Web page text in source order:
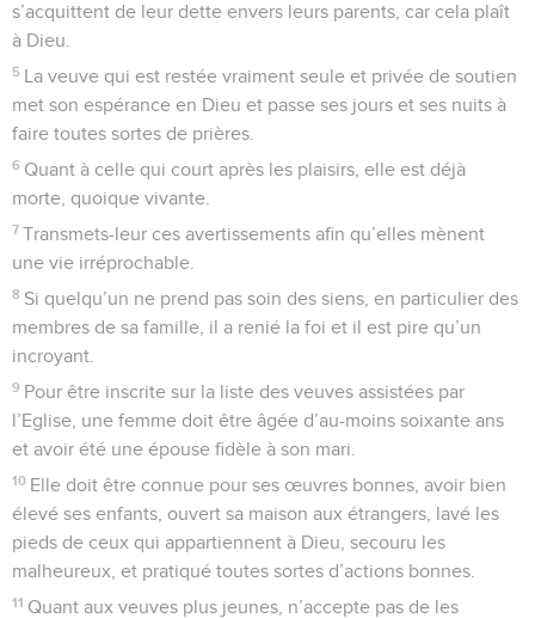
s’acquittent de leur dette envers leurs parents, car cela plaît
à Dieu.
5 La veuve qui est restée vraiment seule et privée de soutien
met son espérance en Dieu et passe ses jours et ses nuits à
faire toutes sortes de prières.
6 Quant à celle qui court après les plaisirs, elle est déjà
morte, quoique vivante.
7 Transmets-leur ces avertissements afin qu’elles mènent
une vie irréprochable.
8 Si quelqu’un ne prend pas soin des siens, en particulier des
membres de sa famille, il a renié la foi et il est pire qu’un
incroyant.
9 Pour être inscrite sur la liste des veuves assistées par
l’Eglise, une femme doit être âgée d’au-moins soixante ans
et avoir été une épouse fidèle à son mari.
10 Elle doit être connue pour ses œuvres bonnes, avoir bien
élevé ses enfants, ouvert sa maison aux étrangers, lavé les
pieds de ceux qui appartiennent à Dieu, secouru les
malheureux, et pratiqué toutes sortes d’actions bonnes.
11 Quant aux veuves plus jeunes, n’accepte pas de les